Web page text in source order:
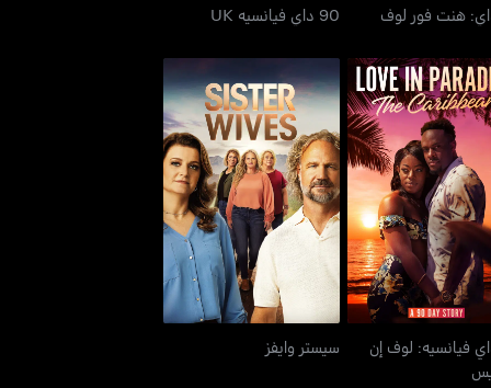
90 داي فيانسيه UK
داي فيانسيه: لوف إن
بارادايس
داي فيانسيه: لوف إن
سيستر وايفز
سيستر وايفز